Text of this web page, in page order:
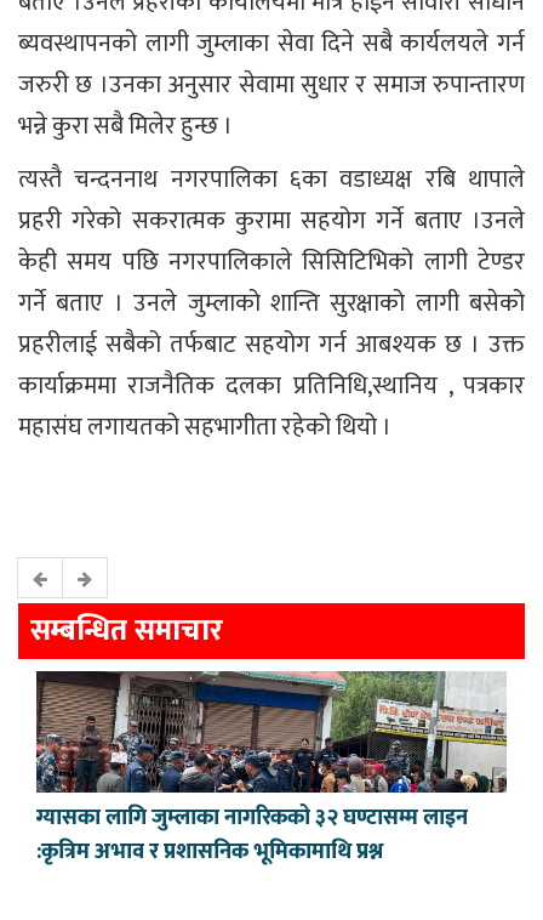
ब्यवस्थापनको लागी जुम्लाका सेवा दिने सबै कार्यलयले गर्न
जरुरी छ ।उनका अनुसार सेवामा सुधार र समाज रुपान्तारण
भन्ने कुरा सबै मिलेर हुन्छ ।
त्यस्तै चन्दननाथ नगरपालिका ६का वडाध्यक्ष रबि थापाले
प्रहरी गरेको सकरात्मक कुरामा सहयोग गर्ने बताए ।उनले
केही समय पछि नगरपालिकाले सिसिटिभिको लागी टेण्डर
गर्ने बताए । उनले जुम्लाको शान्ति सुरक्षाको लागी बसेको
प्रहरीलाई सबैको तर्फबाट सहयोग गर्न आबश्यक छ । उक्त
कार्याक्रममा राजनैतिक दलका प्रतिनिधि,स्थानिय , पत्रकार
महासंघ लगायतको सहभागीता रहेको थियो ।
सम्बन्धित समाचार
ग्यासका लागि जुम्लाका नागरिकको ३२ घण्टासम्म लाइन
:कृत्रिम अभाव र प्रशासनिक भूमिकामाथि प्रश्न